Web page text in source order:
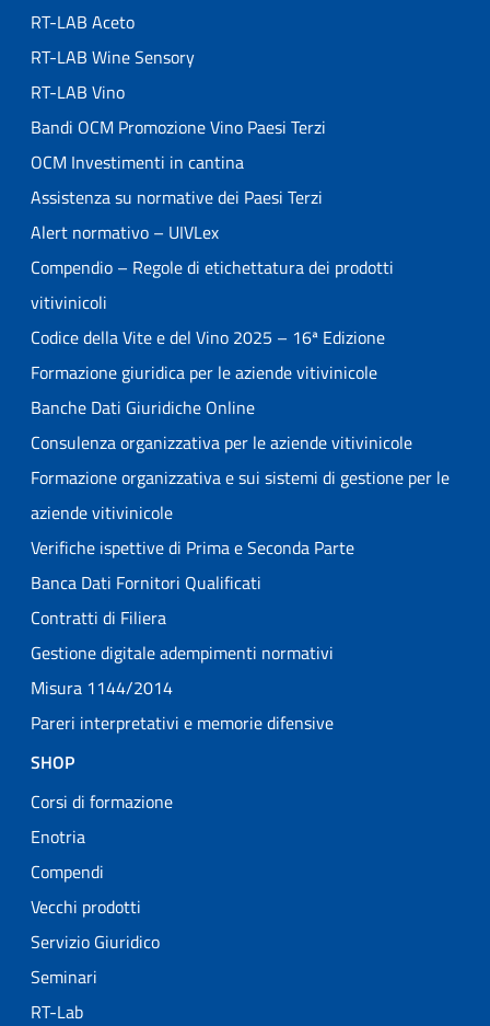
RT-LAB Aceto
RT-LAB Wine Sensory
RT-LAB Vino
Bandi OCM Promozione Vino Paesi Terzi
OCM Investimenti in cantina
Assistenza su normative dei Paesi Terzi
Alert normativo – UIVLex
Compendio – Regole di etichettatura dei prodotti
vitivinicoli
Codice della Vite e del Vino 2025 – 16ª Edizione
Formazione giuridica per le aziende vitivinicole
Banche Dati Giuridiche Online
Consulenza organizzativa per le aziende vitivinicole
Formazione organizzativa e sui sistemi di gestione per le
aziende vitivinicole
Verifiche ispettive di Prima e Seconda Parte
Banca Dati Fornitori Qualificati
Contratti di Filiera
Gestione digitale adempimenti normativi
Misura 1144/2014
Pareri interpretativi e memorie difensive
SHOP
Corsi di formazione
Enotria
Compendi
Vecchi prodotti
Servizio Giuridico
Seminari
RT-Lab